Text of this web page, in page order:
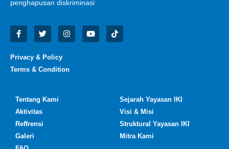
penghapusan diskriminasi
Privacy & Policy
Terms & Condition
Tentang Kami
Aktivitas
Reffrensi
Galeri
Sejarah Yayasan IKI
Visi & Misi
Struktural Yayasan IKI
Mitra Kami